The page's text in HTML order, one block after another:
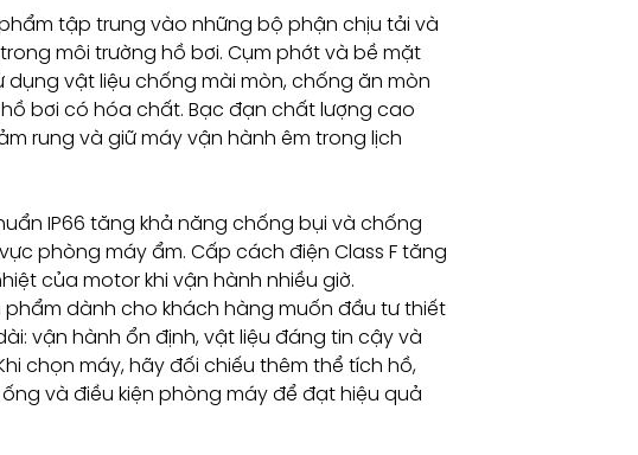
tập trung vào những bộ phận chịu tải và
môi trường hồ bơi. Cụm phớt và bề mặt
dụng vật liệu chống mài mòn, chống ăn mòn
bơi có hóa chất. Bạc đạn chất lượng cao
rung và giữ máy vận hành êm trong lịch
IP66 tăng khả năng chống bụi và chống
phòng máy ẩm. Cấp cách điện Class F tăng
của motor khi vận hành nhiều giờ.
phẩm dành cho khách hàng muốn đầu tư thiết
vận hành ổn định, vật liệu đáng tin cậy và
chọn máy, hãy đối chiếu thêm thể tích hồ,
và điều kiện phòng máy để đạt hiệu quả